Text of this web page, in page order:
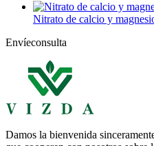
Nitrato de calcio y
Envíeconsulta
Damos la bienvenida